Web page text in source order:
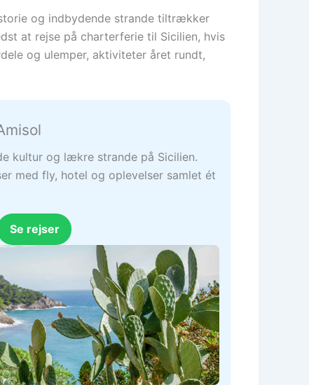
og indbydende strande tiltrækker
at rejse på charterferie til Sicilien, hvis
og ulemper, aktiviteter året rundt,
kultur og lækre strande på Sicilien.
med fly, hotel og oplevelser samlet ét
Se rejser